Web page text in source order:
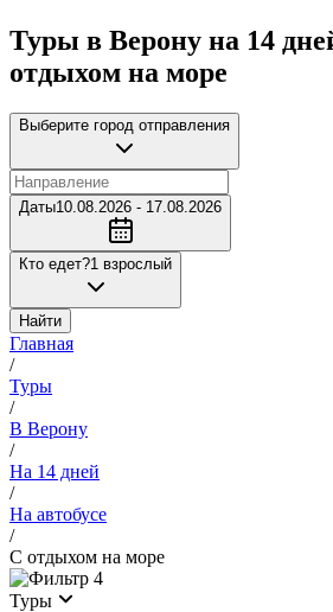
Туры в Верону на 14
отдыхом на море
Выберите город отправления
Даты10.08.2026 - 17.08.2026
Кто едет?1 взрослый
Найти
Главная
/
Туры
/
В Верону
/
На 14 дней
/
На автобусе
/
С отдыхом на море
4
Туры